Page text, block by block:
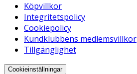
Köpvillkor
Integritetspolicy
Cookiepolicy
Kundklubbens medlemsvillkor
Tillgänglighet
Cookieinställningar